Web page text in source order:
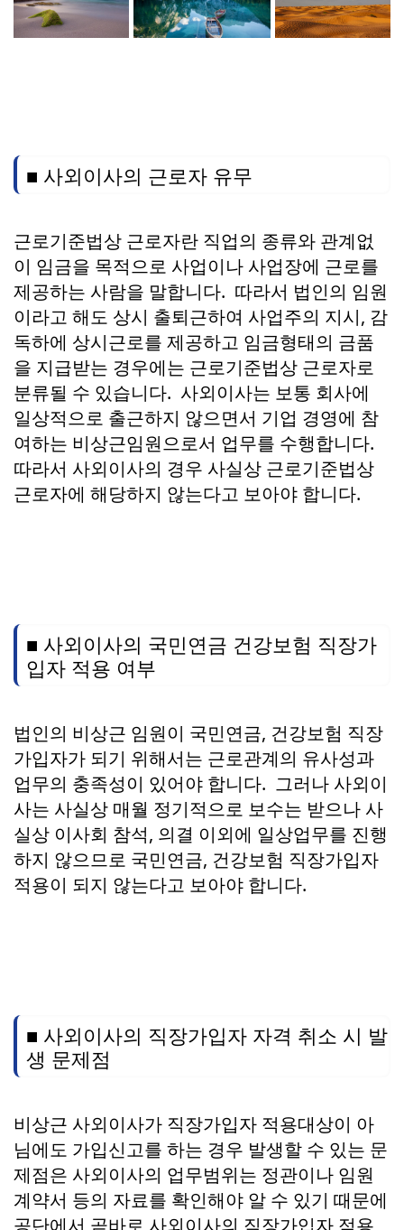
■ 사외이사의 근로자 유무
근로기준법상 근로자란 직업의 종류와 관계없
이 임금을 목적으로 사업이나 사업장에 근로를
제공하는 사람을 말합니다. 따라서 법인의 임원
이라고 해도 상시 출퇴근하여 사업주의 지시, 감
독하에 상시근로를 제공하고 임금형태의 금품
을 지급받는 경우에는 근로기준법상 근로자로
분류될 수 있습니다. 사외이사는 보통 회사에
일상적으로 출근하지 않으면서 기업 경영에 참
여하는 비상근임원으로서 업무를 수행합니다.
따라서 사외이사의 경우 사실상 근로기준법상
근로자에 해당하지 않는다고 보아야 합니다.
■ 사외이사의 국민연금 건강보험 직장가
입자 적용 여부
법인의 비상근 임원이 국민연금, 건강보험 직장
가입자가 되기 위해서는 근로관계의 유사성과
업무의 충족성이 있어야 합니다. 그러나 사외이
사는 사실상 매월 정기적으로 보수는 받으나 사
실상 이사회 참석, 의결 이외에 일상업무를 진행
하지 않으므로 국민연금, 건강보험 직장가입자
적용이 되지 않는다고 보아야 합니다.
■ 사외이사의 직장가입자 자격 취소 시 발
생 문제점
비상근 사외이사가 직장가입자 적용대상이 아
님에도 가입신고를 하는 경우 발생할 수 있는 문
제점은 사외이사의 업무범위는 정관이나 임원
계약서 등의 자료를 확인해야 알 수 있기 때문에
공단에서 곧바로 사외이사의 직장가입자 적용